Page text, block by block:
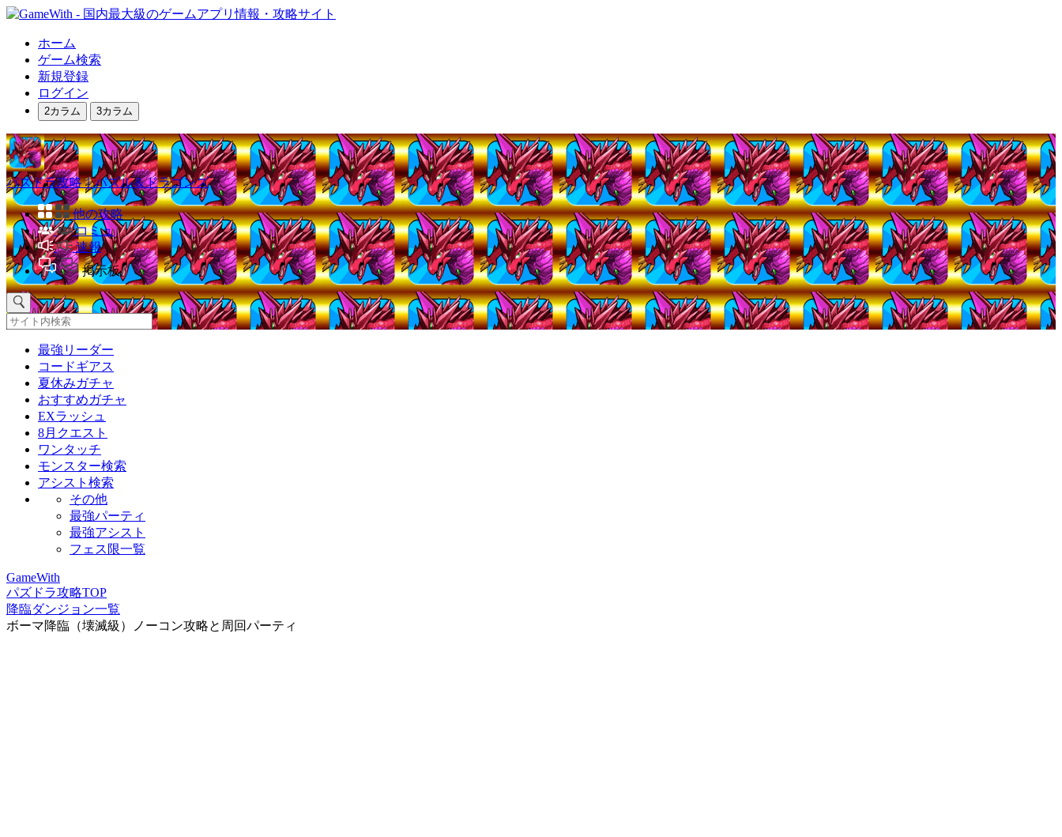
ホーム
ゲーム検索
新規登録
ログイン
2カラム 3カラム
パズドラ攻略｜パズル＆ドラゴンズ
他の攻略
コミュ
速報
掲示板
最強リーダー
コードギアス
夏休みガチャ
おすすめガチャ
EXラッシュ
8月クエスト
ワンタッチ
モンスター検索
アシスト検索
その他
最強パーティ
最強アシスト
フェス限一覧
GameWith
パズドラ攻略TOP
降臨ダンジョン一覧
ボーマ降臨（壊滅級）ノーコン攻略と周回パーティ